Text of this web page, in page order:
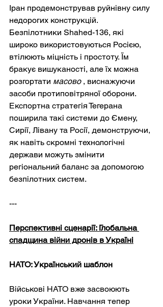
Іран продемонстрував руйнівну силу
недорогих конструкцій.
Безпілотники Shahed-136, які
широко використовуються Росією,
втілюють міцність і простоту. Їм
бракує вишуканості, але їх можна
розгортати масово , виснажуючи
засоби протиповітряної оборони.
Експортна стратегія Тегерана
поширила такі системи до Ємену,
Сирії, Лівану та Росії, демонструючи,
як навіть скромні технологічні
держави можуть змінити
регіональний баланс за допомогою
безпілотних систем.
---
Перспективні сценарії: Глобальна
спадщина війни дронів в Україні
НАТО: Український шаблон
Військові НАТО вже засвоюють
уроки України. Навчання тепер